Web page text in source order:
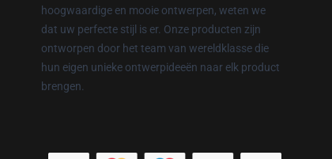
hoogwaardige en mooie ontwerpen, weten we
dat uw perfecte stijl is er. Onze producten zijn
ontworpen door het team van wereldklasse die
hun eigen unieke ontwerpideeën naar elk product
brengen.